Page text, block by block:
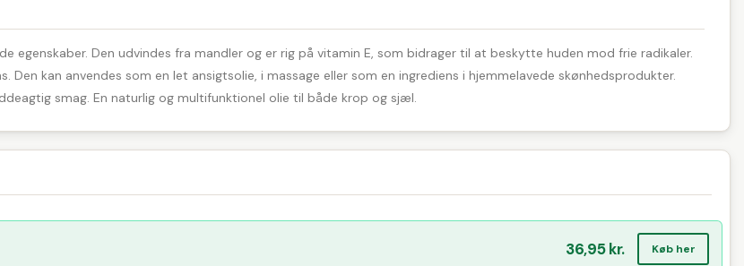
egenskaber. Den udvindes fra mandler og er rig på vitamin E, som bidrager til at beskytte huden mod frie radikaler.
Den kan anvendes som en let ansigtsolie, i massage eller som en ingrediens i hjemmelavede skønhedsprodukter.
smag. En naturlig og multifunktionel olie til både krop og sjæl.
36,95 kr. Køb her